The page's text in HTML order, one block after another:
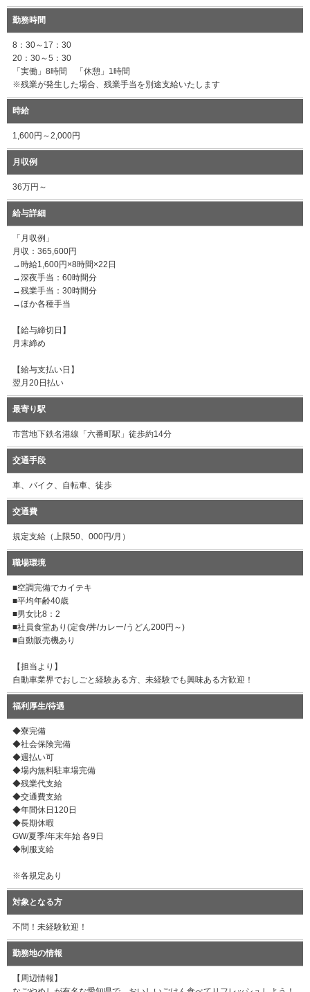
勤務時間
8：30～17：30
20：30～5：30
「実働」8時間 「休憩」1時間
※残業が発生した場合、残業手当を別途支給いたします
時給
1,600円～2,000円
月収例
36万円～
給与詳細
「月収例」
月収：365,600円
→時給1,600円×8時間×22日
→深夜手当：60時間分
→残業手当：30時間分
→ほか各種手当
【給与締切日】
月末締め
【給与支払い日】
翌月20日払い
最寄り駅
市営地下鉄名港線「六番町駅」徒歩約14分
交通手段
車、バイク、自転車、徒歩
交通費
規定支給（上限50、000円/月）
職場環境
■空調完備でカイテキ
■平均年齢40歳
■男女比8：2
■社員食堂あり(定食/丼/カレー/うどん200円～)
■自動販売機あり
【担当より】
自動車業界でおしごと経験ある方、未経験でも興味ある方歓迎！
福利厚生/待遇
◆寮完備
◆社会保険完備
◆週払い可
◆場内無料駐車場完備
◆残業代支給
◆交通費支給
◆年間休日120日
◆長期休暇
GW/夏季/年末年始 各9日
◆制服支給
※各規定あり
対象となる方
不問！未経験歓迎！
勤務地の情報
【周辺情報】